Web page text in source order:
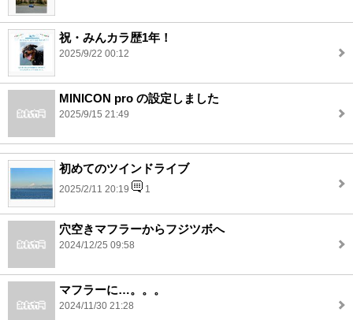
祝・みんカラ歴1年！
2025/9/22 00:12
MINICON pro の設定しました
2025/9/15 21:49
初めてのツインドライブ
2025/2/11 20:19 1
穴空きマフラーからフジツボへ
2024/12/25 09:58
マフラーに…。。。
2024/11/30 21:28